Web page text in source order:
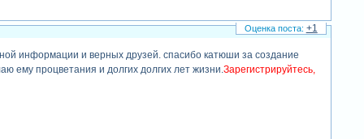
информации и верных друзей. спасибо катюши за создание
процветания и долгих долгих лет жизни.Зарегистрируйтесь,
+1